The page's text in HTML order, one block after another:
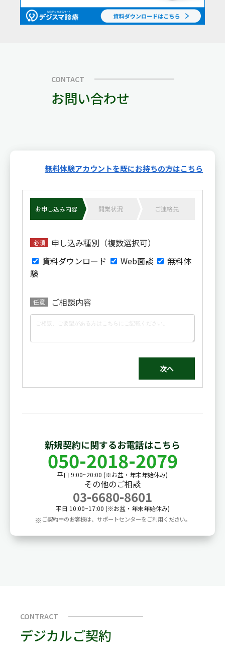
CONTACT
お問い合わせ
無料体験アカウントを既にお持ちの方はこちら
お申し込み内容 開業状況 ご連絡先
必須
申し込み種別（複数選択可）
資料ダウンロード
Web面談
無料体
験
任意 ご相談内容
次へ
新規契約に関するお電話はこちら
050-2018-2079
平日 9:00~20:00 (※お盆・年末年始休み)
その他のご相談
03-6680-8601
平日 10:00~17:00 (※お盆・年末年始休み)
※ ご契約中のお客様は、サポートセンターをご利用ください。
CONTRACT
デジカルご契約